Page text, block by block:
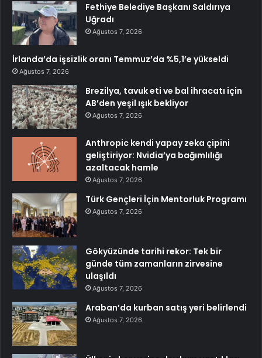
Fethiye Belediye Başkanı Saldırıya
Uğradı
Ağustos 7, 2026
İrlanda’da işsizlik oranı Temmuz’da %5,1’e yükseldi
Ağustos 7, 2026
Brezilya, tavuk eti ve bal ihracatı için
AB’den yeşil ışık bekliyor
Ağustos 7, 2026
Anthropic kendi yapay zeka çipini
geliştiriyor: Nvidia’ya bağımlılığı
azaltacak hamle
Ağustos 7, 2026
Türk Gençleri İçin Mentorluk Programı
Ağustos 7, 2026
Gökyüzünde tarihi rekor: Tek bir
günde tüm zamanların zirvesine
ulaşıldı
Ağustos 7, 2026
Araban’da kurban satış yeri belirlendi
Ağustos 7, 2026